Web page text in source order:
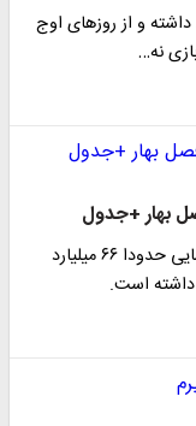
و از روز‌های اوج
+جدول
سینمای ایران در فصل بهار با اکران ۱۵ فیلم سینمایی حدودا ۶۶ میلیارد
است.